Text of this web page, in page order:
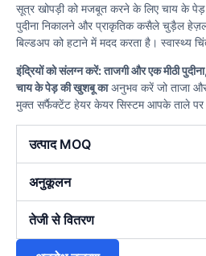
सूत्र खोपड़ी को मजबूत करने के लिए चाय के
पुदीना निकालने और प्राकृतिक कसैले चुड़ैल
बिल्डअप को हटाने में मदद करता है। स्वास्थ्य
इंद्रियों को संलग्न करें: ताजगी और एक मीठी
चाय के पेड़ की खुशबू काअनुभव करें जो ताजा
मुक्त सर्फैक्टेंट हेयर केयर सिस्टम आपके ताले
उत्पाद MOQ
अनुकूलन
तेजी से वितरण